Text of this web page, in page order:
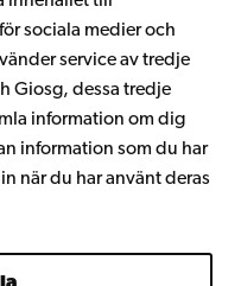
sociala medier och
service av tredje
Giosg, dessa tredje
information om dig
information som du har
när du har använt deras
Blog Snapchat